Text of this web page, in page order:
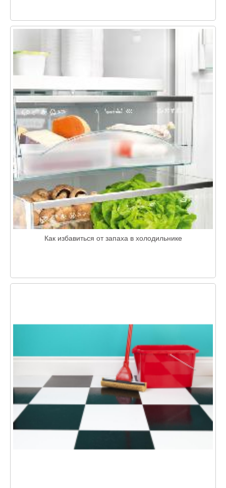
Как избавиться от запаха в холодильнике